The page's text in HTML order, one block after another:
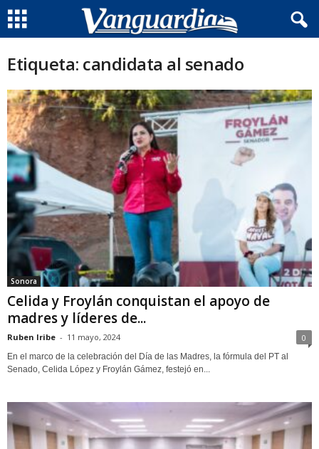
Etiqueta: candidata al senado
Sonora
Celida y Froylán conquistan el apoyo de
madres y líderes de...
Ruben Iribe - 11 mayo, 2024 0
En el marco de la celebración del Día de las Madres, la fórmula del PT al
Senado, Celida López y Froylán Gámez, festejó en...